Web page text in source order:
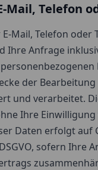
Mail, Telefon
Mail, Telefon oder
Ihre Anfrage
der
und verarbeitet.
Ihre Einwilligung
Daten erfolgt auf
sofern Ihre